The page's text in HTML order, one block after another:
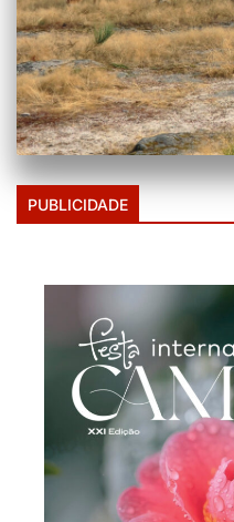
PUBLICIDADE